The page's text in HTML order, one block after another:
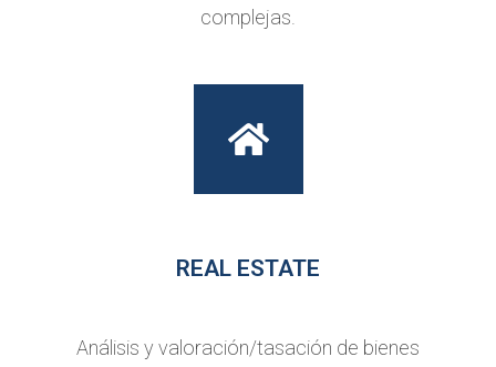
complejas.
REAL ESTATE
Análisis y valoración/tasación de bienes